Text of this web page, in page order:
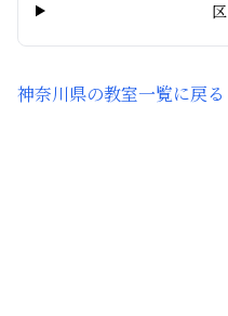
区
神奈川県の教室一覧に戻る